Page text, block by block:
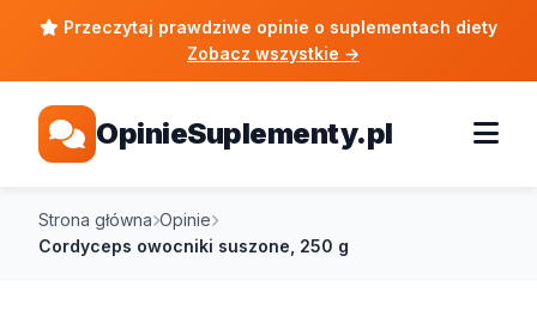
Przeczytaj prawdziwe opinie o suplementach diety
Zobacz wszystkie →
OpinieSuplementy.pl
Strona główna Opinie
Cordyceps owocniki suszone, 250 g